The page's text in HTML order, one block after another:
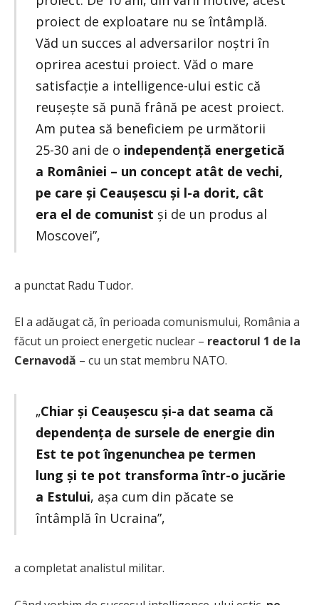
proiect de exploatare nu se întâmplă.
Văd un succes al adversarilor noștri în
oprirea acestui proiect. Văd o mare
satisfacție a intelligence-ului estic că
reușește să pună frână pe acest proiect.
Am putea să beneficiem pe următorii
25-30 ani de o independență energetică
a României – un concept atât de vechi,
pe care și Ceaușescu și l-a dorit, cât
era el de comunist și de un produs al
Moscovei”,
a punctat Radu Tudor.
El a adăugat că, în perioada comunismului, România a
făcut un proiect energetic nuclear – reactorul 1 de la
Cernavodă – cu un stat membru NATO.
„Chiar și Ceaușescu și-a dat seama că
dependența de sursele de energie din
Est te pot îngenunchea pe termen
lung și te pot transforma într-o jucărie
a Estului, așa cum din păcate se
întâmplă în Ucraina”,
a completat analistul militar.